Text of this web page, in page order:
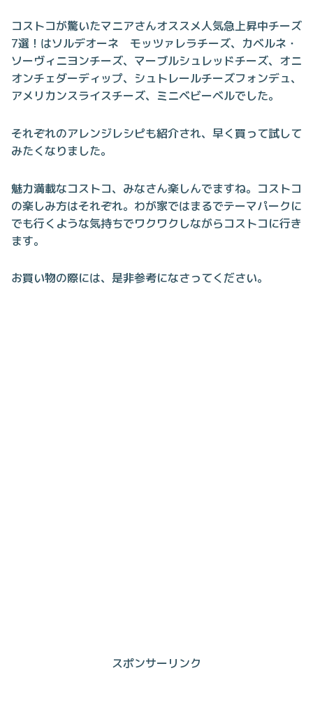
コストコが驚いたマニアさんオススメ人気急上昇中チーズ
7選！はソルデオーネ モッツァレラチーズ、カベルネ・
ソーヴィニヨンチーズ、マーブルシュレッドチーズ、オニ
オンチェダーディップ、シュトレールチーズフォンデュ、
アメリカンスライスチーズ、ミニベビーベルでした。
それぞれのアレンジレシピも紹介され、早く買って試して
みたくなりました。
魅力満載なコストコ、みなさん楽しんでますね。コストコ
の楽しみ方はそれぞれ。わが家ではまるでテーマパークに
でも行くような気持ちでワクワクしながらコストコに行き
ます。
お買い物の際には、是非参考になさってください。
スポンサーリンク